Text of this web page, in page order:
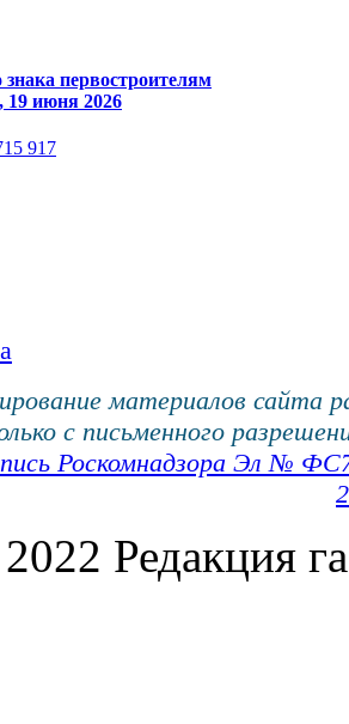
первостроителям
19 июня 2026
материалов сайта
с письменного
Роскомнадзора Эл №
Редакция